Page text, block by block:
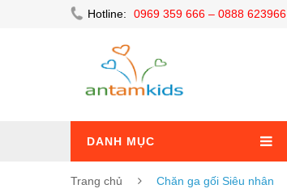
Hotline: 0969 359 666 – 0888 623966
DANH MỤC
Trang chủ Chăn ga gối Siêu nhân